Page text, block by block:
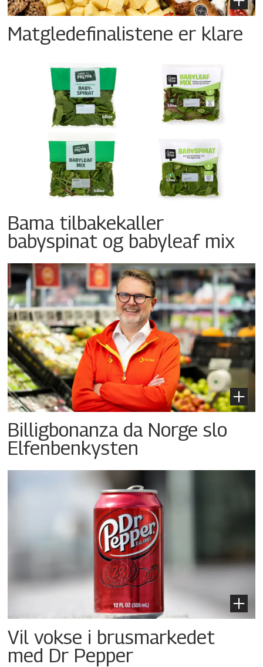
Matgledefinalistene er klare
Bama tilbakekaller
babyspinat og babyleaf mix
Billigbonanza da Norge slo
Elfenbenkysten
Vil vokse i brusmarkedet
med Dr Pepper